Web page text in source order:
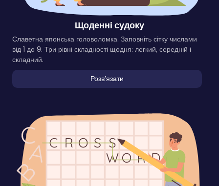
Щоденні судоку
Славетна японська головоломка. Заповніть сітку числами
від 1 до 9. Три рівні складності щодня: легкий, середній і
складний.
Розвʼязати